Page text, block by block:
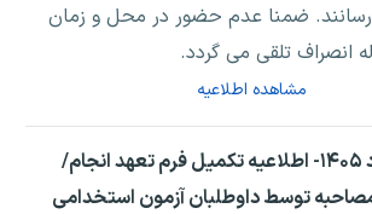
ضمنا عدم حضور در محل و زمان
انصراف تلقی می گردد.
مشاهده اطلاعیه
خبر ۵ خرداد ۱۴۰۵- اطلاعیه تکمیل فرم تعهد انجام/
توسط داوطلبان آزمون استخدامی